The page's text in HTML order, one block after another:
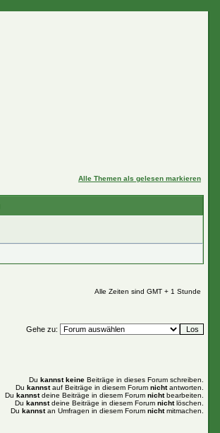
Alle Themen als gelesen markieren
Alle Zeiten sind GMT + 1 Stunde
Gehe zu:
Du kannst keine Beiträge in dieses Forum schreiben.
Du kannstauf Beiträge in diesem Forum nichtantworten.
Du kannstdeine Beiträge in diesem Forum nichtbearbeiten.
Du kannstdeine Beiträge in diesem Forum nichtlöschen.
Du kannstan Umfragen in diesem Forum nichtmitmachen.